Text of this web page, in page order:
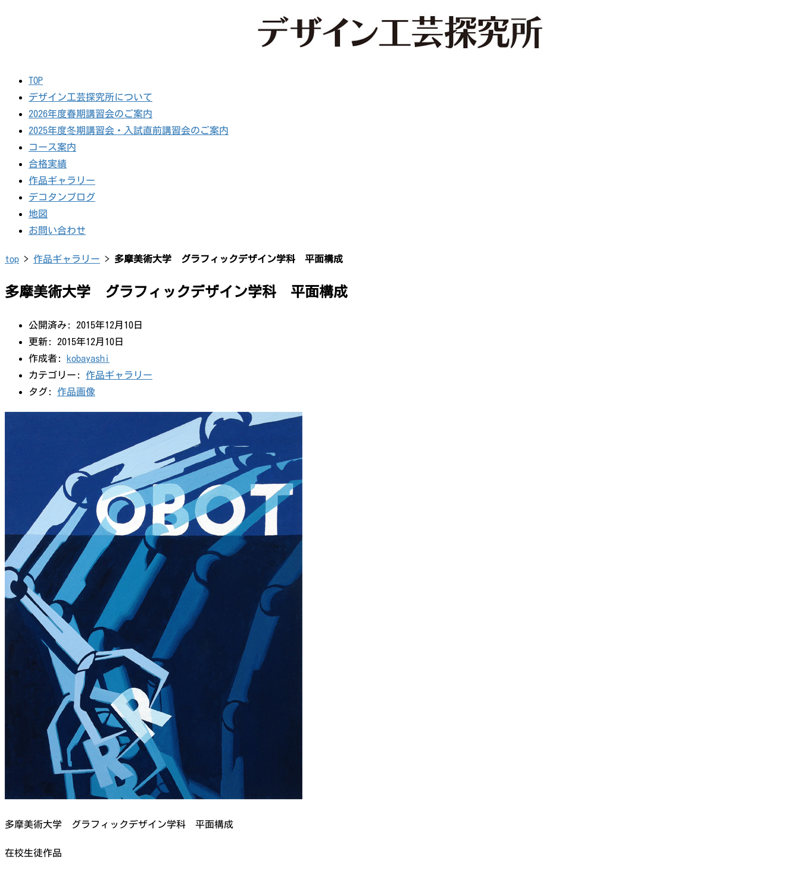
TOP
デザイン工芸探究所について
2026年度春期講習会のご案内
2025年度冬期講習会・入試直前講習会のご案内
コース案内
合格実績
作品ギャラリー
デコタンブログ
地図
お問い合わせ
top > 作品ギャラリー > 多摩美術大学 グラフィックデザイン学科 平面構成
多摩美術大学 グラフィックデザイン学科 平面構成
公開済み: 2015年12月10日
更新: 2015年12月10日
作成者:
kobayashi
カテゴリー: 作品ギャラリー
タグ: 作品画像
多摩美術大学 グラフィックデザイン学科 平面構成
在校生徒作品